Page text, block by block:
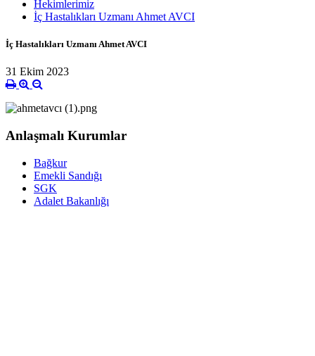
Hekimlerimiz
İç Hastalıkları Uzmanı Ahmet AVCI
İç Hastalıkları Uzmanı Ahmet AVCI
31 Ekim 2023
Anlaşmalı Kurumlar
Bağkur
Emekli Sandığı
SGK
Adalet Bakanlığı